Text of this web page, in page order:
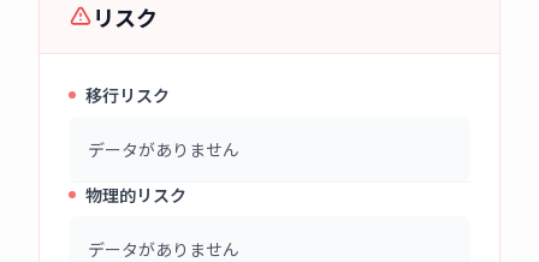
リスク
移行リスク
データがありません
物理的リスク
データがありません